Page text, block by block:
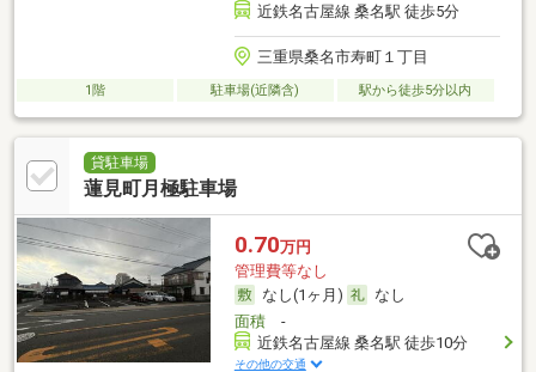
近鉄名古屋線 桑名駅 徒歩5分
三重県桑名市寿町１丁目
1階 駐車場(近隣含) 駅から徒歩5分以内
貸駐車場
蓮見町月極駐車場
0.70万円
管理費等なし
なし(1ヶ月)
なし
面積-
近鉄名古屋線 桑名駅 徒歩10分
その他の交通